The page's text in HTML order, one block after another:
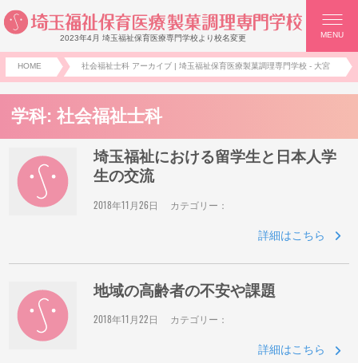
2023年4月 埼玉福祉保育医療専門学校より校名変更 MENU
HOME 社会福祉士科 アーカイブ | 埼玉福祉保育医療製菓調理専門学校 - 大宮
学科:社会福祉士科
埼玉福祉における留学生と日本人学
生の交流
2018年11月26日 カテゴリー：
詳細はこちら
地域の高齢者の不安や課題
2018年11月22日 カテゴリー：
詳細はこちら